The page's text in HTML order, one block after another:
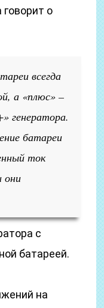
говорит о
всегда
а «плюс» –
генератора.
батареи
ток
они
с
батареей.
на